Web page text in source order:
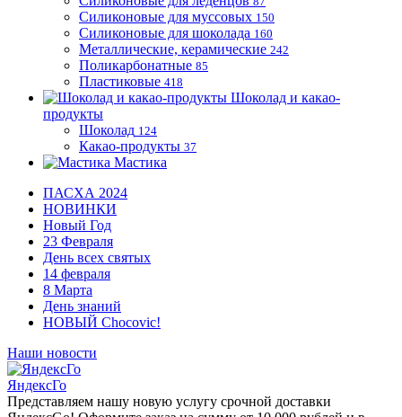
Силиконовые для муссовых 150
Силиконовые для шоколада 160
Металлические, керамические 242
Поликарбонатные 85
Пластиковые 418
Шоколад и какао-
продукты
Шоколад 124
Какао-продукты 37
Мастика
ПАСХА 2024
НОВИНКИ
Новый Год
23 Февраля
День всех святых
14 февраля
8 Марта
День знаний
НОВЫЙ Chocovic!
Наши новости
ЯндексГо
Представляем нашу новую услугу срочной доставки